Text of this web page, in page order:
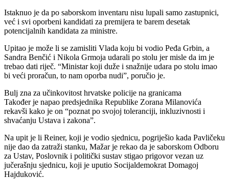
Istaknuo je da po saborskom inventaru nisu lupali samo zastupnici,
već i svi oporbeni kandidati za premijera te barem desetak
potencijalnih kandidata za ministre.
Upitao je može li se zamisliti Vlada koju bi vodio Peđa Grbin, a
Sandra Benčić i Nikola Grmoja udarali po stolu jer misle da im je
trebao dati riječ. “Ministar koji duže i snažnije udara po stolu imao
bi veći proračun, to nam oporba nudi”, poručio je.
Bulj zna za učinkovitost hrvatske policije na granicama
Također je napao predsjednika Republike Zorana Milanovića
rekavši kako je on “poznat po svojoj toleranciji, inkluzivnosti i
shvaćanju Ustava i zakona”.
Na upit je li Reiner, koji je vodio sjednicu, pogriješio kada Pavličeku
nije dao da zatraži stanku, Mažar je rekao da je saborskom Odboru
za Ustav, Poslovnik i politički sustav stigao prigovor vezan uz
jučerašnju sjednicu, koji je uputio Socijaldemokrat Domagoj
Hajduković.